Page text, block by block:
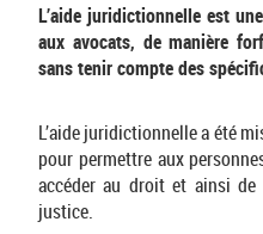
L’aide juridictionnelle est
aux avocats, de manière
sans tenir compte des
L’aide juridictionnelle a été
pour permettre aux
accéder au droit et ainsi de
justice.